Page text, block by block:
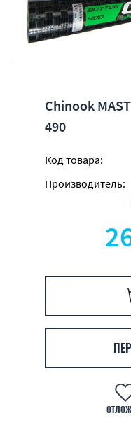
Chinook
490
Код товара:
Производитель: